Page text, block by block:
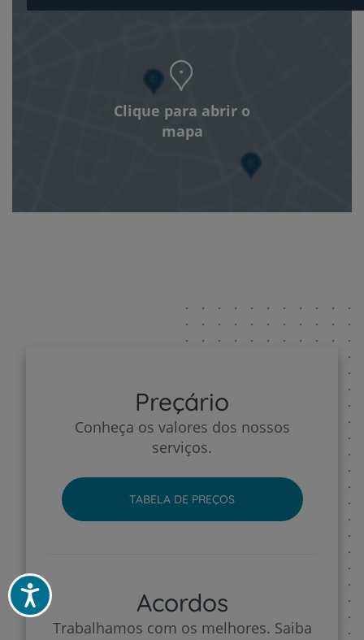
Acessibilidade
Clique para abrir o
mapa
Preçário
Conheça os valores dos nossos
serviços.
TABELA DE PREÇOS
Acordos
Trabalhamos com os melhores. Saiba